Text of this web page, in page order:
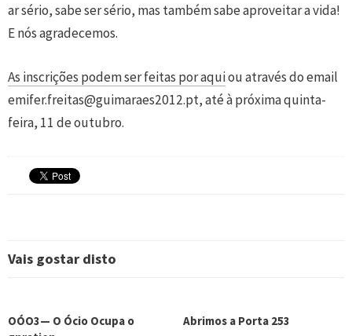
ar sério, sabe ser sério, mas também sabe aproveitar a vida!
E nós agradecemos.
As inscrições podem ser feitas por aquiou através do email
emifer.freitas@guimaraes2012.pt, até à próxima quinta-
feira, 11 de outubro.
Vais gostar disto
OÓO3— O Ócio Ocupa o
Abrimos a Porta 253